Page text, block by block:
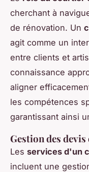
cherchant à
de rénovation. Un
agit comme un
entre clients et
connaissance
aligner
les compétences
garantissant ainsi
Gestion des
Les services d'un
incluent une